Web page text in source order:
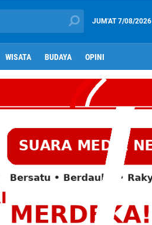
JUM'AT7/08/2026
WISATA BUDAYA OPINI